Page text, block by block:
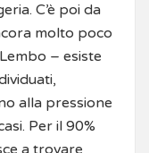
C’è poi da
molto poco
– esiste
alla pressione
Per il 90%